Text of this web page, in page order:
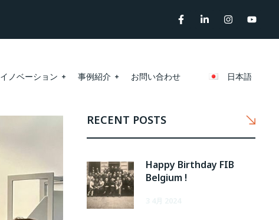
イノベーション 事例紹介 お問い合わせ 日本語
RECENT POSTS
Happy Birthday FIB
Belgium !